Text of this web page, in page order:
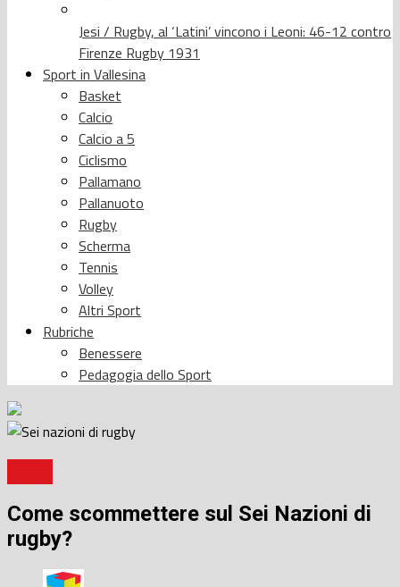
Jesi / Rugby, al ‘Latini’ vincono i Leoni: 46-12 contro
Firenze Rugby 1931
Sport in Vallesina
Basket
Calcio
Calcio a 5
Ciclismo
Pallamano
Pallanuoto
Rugby
Scherma
Tennis
Volley
Altri Sport
Rubriche
Benessere
Pedagogia dello Sport
Come scommettere sul Sei Nazioni di
rugby?